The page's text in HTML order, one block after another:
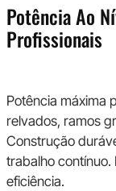
Potência Ao
Profissionais
Potência máxima
relvados, ramos
Construção
trabalho
eficiência.